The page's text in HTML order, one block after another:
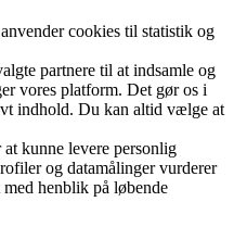
cookies til statistik og
partnere til at indsamle og
vores platform. Det gør os i
indhold. Du kan altid vælge at
kunne levere personlig
og datamålinger vurderer
henblik på løbende